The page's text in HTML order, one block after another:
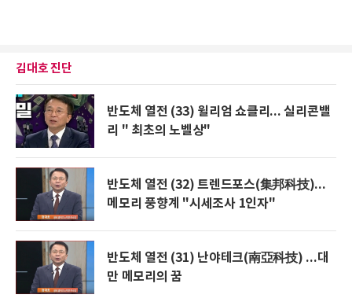
김대호 진단
반도체 열전 (33) 윌리엄 쇼클리... 실리콘밸
리 " 최초의 노벨상"
반도체 열전 (32) 트렌드포스(集邦科技)...
메모리 풍향계 "시세조사 1인자"
반도체 열전 (31) 난야테크(南亞科技) ...대
만 메모리의 꿈